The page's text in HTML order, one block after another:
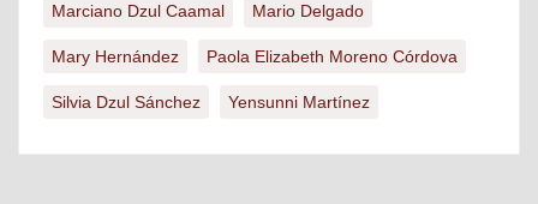
Marciano Dzul Caamal Mario Delgado
Mary Hernández Paola Elizabeth Moreno Córdova
Silvia Dzul Sánchez Yensunni Martínez